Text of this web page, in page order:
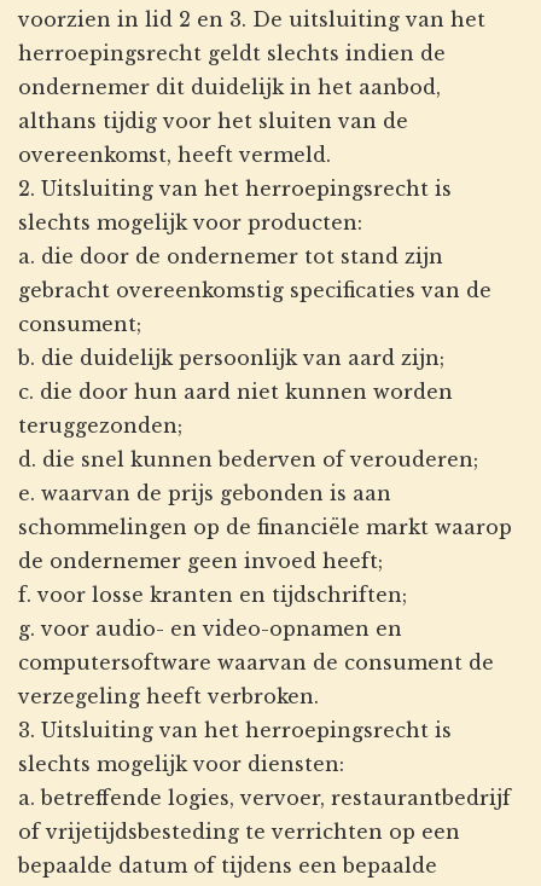
voorzien in lid 2 en 3. De uitsluiting van het
herroepingsrecht geldt slechts indien de
ondernemer dit duidelijk in het aanbod,
althans tijdig voor het sluiten van de
overeenkomst, heeft vermeld.
2. Uitsluiting van het herroepingsrecht is
slechts mogelijk voor producten:
a. die door de ondernemer tot stand zijn
gebracht overeenkomstig specificaties van de
consument;
b. die duidelijk persoonlijk van aard zijn;
c. die door hun aard niet kunnen worden
teruggezonden;
d. die snel kunnen bederven of verouderen;
e. waarvan de prijs gebonden is aan
schommelingen op de financiële markt waarop
de ondernemer geen invoed heeft;
f. voor losse kranten en tijdschriften;
g. voor audio- en video-opnamen en
computersoftware waarvan de consument de
verzegeling heeft verbroken.
3. Uitsluiting van het herroepingsrecht is
slechts mogelijk voor diensten:
a. betreffende logies, vervoer, restaurantbedrijf
of vrijetijdsbesteding te verrichten op een
bepaalde datum of tijdens een bepaalde